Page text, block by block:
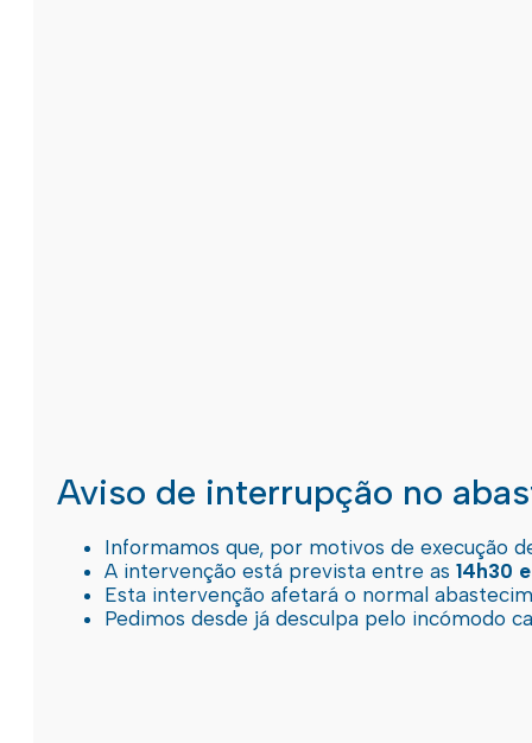
Aviso de interrupção no
Informamos que, por motivos de execução
A intervenção está prevista entre as 14h30
Esta intervenção afetará o normal
Pedimos desde já desculpa pelo incómodo